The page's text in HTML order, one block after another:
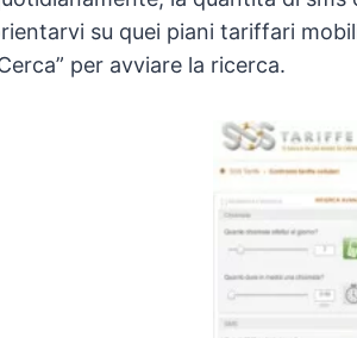
su quei piani tariffari
per avviare la ricerca.